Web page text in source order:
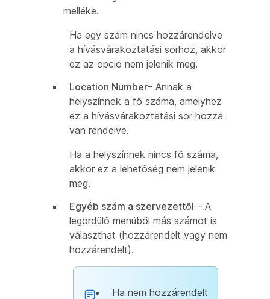
melléke.
Ha egy szám nincs hozzárendelve
a hívásvárakoztatási sorhoz, akkor
ez az opció nem jelenik meg.
Location Number– Annak a
helyszínnek a fő száma, amelyhez
ez a hívásvárakoztatási sor hozzá
van rendelve.
Ha a helyszínnek nincs fő száma,
akkor ez a lehetőség nem jelenik
meg.
Egyéb szám a szervezettől – A
legördülő menüből más számot is
választhat (hozzárendelt vagy nem
hozzárendelt).
Ha nem hozzárendelt